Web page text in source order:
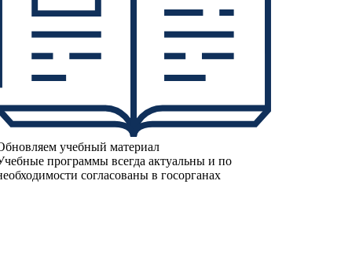
учебный материал
программы всегда актуальны и по
согласованы в госорганах